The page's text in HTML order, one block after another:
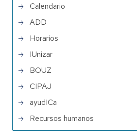
Calendario
ADD
Horarios
IUnizar
BOUZ
CIPAJ
ayudICa
Recursos humanos